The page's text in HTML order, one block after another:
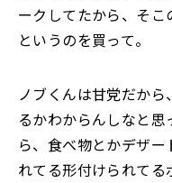
ークしてたから、そこ
というのを買って。
ノブくんは甘党だか
るかわからんしなと
ら、食べ物とかデザ
れてる形付けられてる